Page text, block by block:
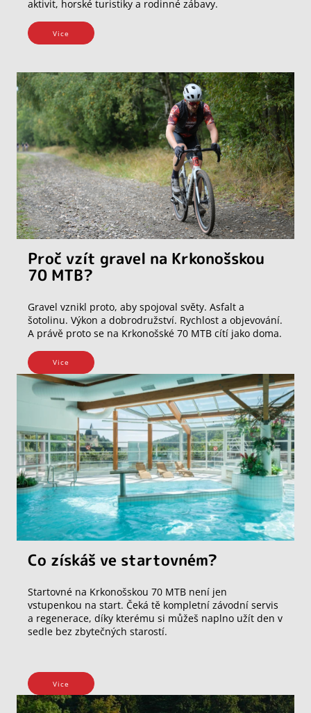
aktivit, horské turistiky a rodinné zábavy.
Vice
Proč vzít gravel na Krkonošskou
70 MTB?
Gravel vznikl proto, aby spojoval světy. Asfalt a
šotolinu. Výkon a dobrodružství. Rychlost a objevování.
A právě proto se na Krkonošské 70 MTB cítí jako doma.
Vice
Co získáš ve startovném?
Startovné na Krkonošskou 70 MTB není jen
vstupenkou na start. Čeká tě kompletní závodní servis
a regenerace, díky kterému si můžeš naplno užít den v
sedle bez zbytečných starostí.
Vice